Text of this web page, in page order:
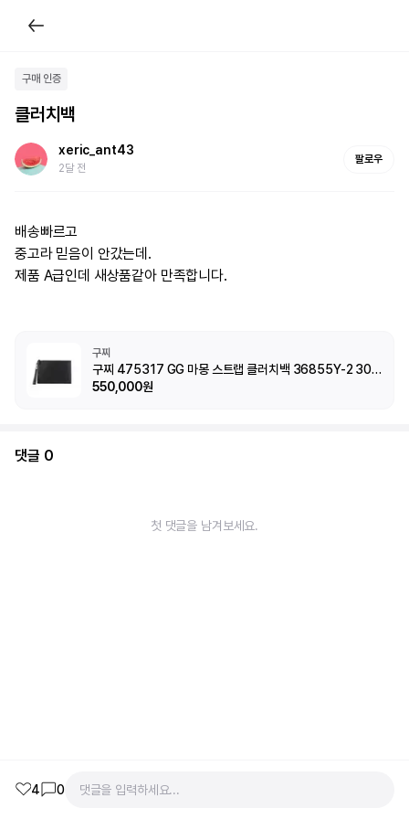
구매 인증
클러치백
xeric_ant43
2달 전
팔로우
배송빠르고
중고라 믿음이 안갔는데.
제품 A급인데 새상품같아 만족합니다.
구찌
구찌 475317 GG 마몽 스트랩 클러치백 36855Y-2 30.5 * 21
550,000원
댓글 0
첫 댓글을 남겨보세요.
4 0 댓글을 입력하세요...